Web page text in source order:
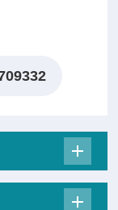
试的工业需求。